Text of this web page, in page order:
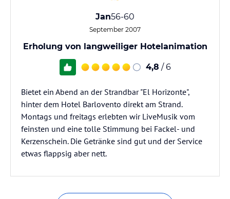
Jan56-60
September 2007
Erholung von langweiliger Hotelanimation
4,8 / 6
Bietet ein Abend an der Strandbar "El Horizonte",
hinter dem Hotel Barlovento direkt am Strand.
Montags und freitags erlebten wir LiveMusik vom
feinsten und eine tolle Stimmung bei Fackel- und
Kerzenschein. Die Getränke sind gut und der Service
etwas flappsig aber nett.